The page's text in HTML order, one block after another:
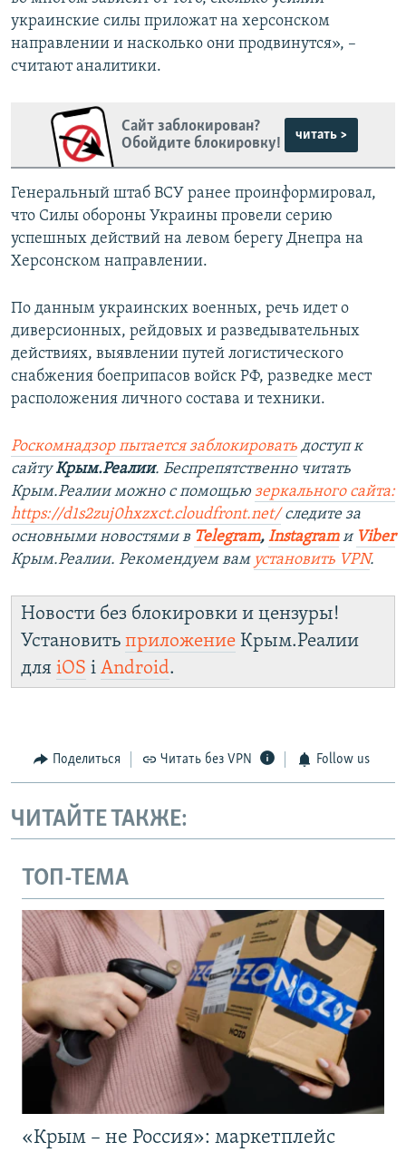
украинские силы приложат на херсонском
направлении и насколько они продвинутся», –
считают аналитики.
Сайт заблокирован?
Обойдите блокировку!
читать >
Генеральный штаб ВСУ ранее проинформировал,
что Силы обороны Украины провели серию
успешных действий на левом берегу Днепра на
Херсонском направлении.
По данным украинских военных, речь идет о
диверсионных, рейдовых и разведывательных
действиях, выявлении путей логистического
снабжения боеприпасов войск РФ, разведке мест
расположения личного состава и техники.
Роскомнадзор пытается заблокировать доступ к
сайтуКрым.Реалии. Беспрепятственно читать
Крым.Реалии можно с помощью зеркального сайта:
https://d1s2zuj0hxzxct.cloudfront.net/следите за
основными новостями в Telegram, Instagramи Viber
Крым.Реалии. Рекомендуем вам установить VPN.
Новости без блокировки и цензуры!
Установить приложение Крым.Реалии
для iOS і Android.
Поделиться Читать без VPN Follow us
ЧИТАЙТЕ ТАКЖЕ:
ТОП-ТЕМА
«Крым – не Россия»: маркетплейс